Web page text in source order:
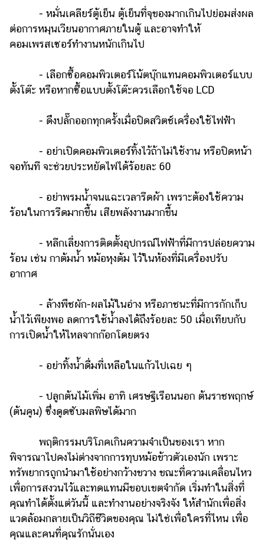
- หมั่นเคลียร์ตู้เย็น ตู้เย็นที่จุของมากเกินไปย่อมส่งผล
ต่อการหมุนเวียนอากาศภายในตู้ และอาจทำให้
คอมเพรสเซอร์ทำงานหนักเกินไป
- เลือกซื้อคอมพิวเตอร์โน้ตบุ๊กแทนคอมพิวเตอร์แบบ
ตั้งโต๊ะ หรือหากซื้อแบบตั้งโต๊ะควรเลือกใช้จอ LCD
- ดึงปลั๊กออกทุกครั้งเมื่อปิดสวิตช์เครื่องใช้ไฟฟ้า
- อย่าเปิดคอมพิวเตอร์ทิ้งไว้ถ้าไม่ใช้งาน หรือปิดหน้า
จอทันที จะช่วยประหยัดไฟได้ร้อยละ 60
- อย่าพรมน้ำจนแฉะเวลารีดผ้า เพราะต้องใช้ความ
ร้อนในการรีดมากขึ้น เสียพลังงานมากขึ้น
- หลีกเลี่ยงการติดตั้งอุปกรณ์ไฟฟ้าที่มีการปล่อยความ
ร้อน เช่น กาต้มน้ำ หม้อหุงต้ม ไว้ในห้องที่มีเครื่องปรับ
อากาศ
- ล้างพืชผัก-ผลไม้ในอ่าง หรือภาชนะที่มีการกักเก็บ
น้ำไว้เพียงพอ ลดการใช้น้ำลงได้ถึงร้อยละ 50 เมื่อเทียบกับ
การเปิดน้ำให้ไหลจากก๊อกโดยตรง
- อย่าทิ้งน้ำดื่มที่เหลือในแก้วไปเฉย ๆ
- ปลูกต้นไม้เพิ่ม อาทิ เศรษฐีเรือนนอก ต้นราชพฤกษ์
(ต้นคูน) ซึ่งดูดซับมลพิษได้มาก
พฤติกรรมบริโภคเกินความจำเป็นของเรา หาก
พิจารณาไปคงไม่ต่างจากการทุบหม้อข้าวตัวเองนัก เพราะ
ทรัพยากรถูกนำมาใช้อย่างกว้างขวาง ขณะที่ความเคลื่อนไหว
เพื่อการสงวนไว้และทดแทนมีขอบเขตจำกัด เริ่มทำในสิ่งที่
คุณทำได้ตั้งแต่วันนี้ และทำงานอย่างจริงจัง ให้สำนักเพื่อสิ่ง
แวดล้อมกลายเป็นวิถีชีวิตของคุณ ไม่ใช่เพื่อใครที่ไหน เพื่อ
คุณและคนที่คุณรักนั่นเอง